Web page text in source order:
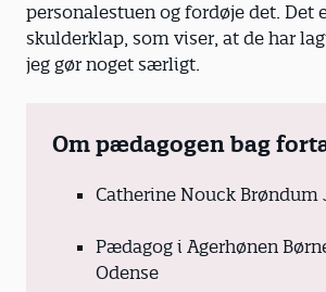
personalestuen og fordøje det. Det
skulderklap, som viser, at de har
jeg gør noget særligt.
Om pædagogen bag
Catherine Nouck Brøndum
Pædagog i Agerhønen
Odense